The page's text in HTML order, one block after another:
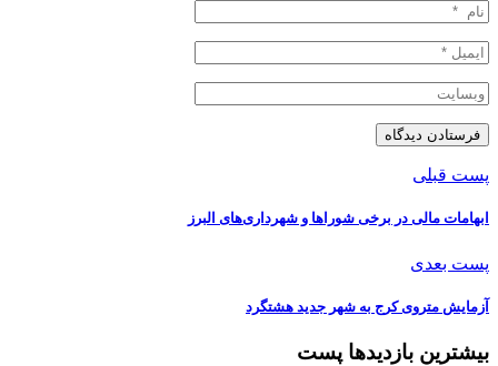
پست قبلی
️ابهامات مالی در برخی شوراها و شهرداری‌های البرز
پست بعدی
️آزمایش متروی کرج به شهر جدید هشتگرد
بیشترین بازدیدها پست